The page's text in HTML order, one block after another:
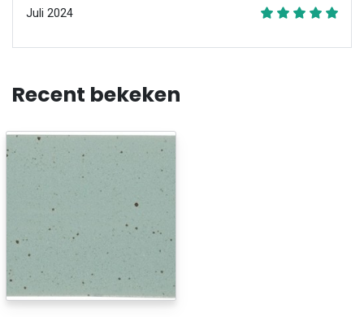
Juli 2024
Recent bekeken